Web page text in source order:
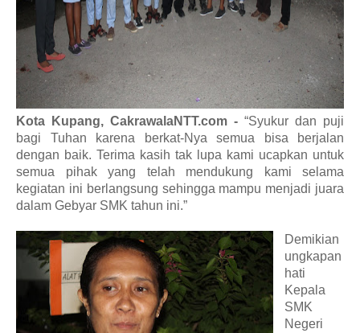
Kota Kupang, CakrawalaNTT.com - “Syukur dan puji
bagi Tuhan karena berkat-Nya semua bisa berjalan
dengan baik. Terima kasih tak lupa kami ucapkan untuk
semua pihak yang telah mendukung kami selama
kegiatan ini berlangsung sehingga mampu menjadi juara
dalam Gebyar SMK tahun ini.”
Demikian
ungkapan
hati
Kepala
SMK
Negeri